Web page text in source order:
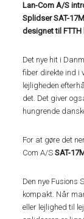
Lan-Com A/S
Splidser SAT-
designet til
Det nye hit i
fiber direkte ind i
lejligheden
det. Det giver
hungrende
For at gøre det
Com A/SSAT-
Den nye Fusions
kompakt. Når
eller lejlighed til